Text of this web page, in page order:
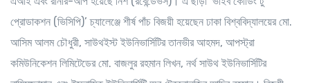
প্রোডাকশন (ভিসিপি)’ চ্যালেঞ্জে শীর্ষ পাঁচ বিজয়ী হয়েছেন ঢাকা বিশ্ববিদ্যালয়ের মো.
আসিম আলম চৌধুরী, সাউথইস্ট ইউনিভার্সিটির তানভীর আহমদ, আপস্ট্রা
কমিউনিকেশন লিমিটেডের মো. বাজলুর রহমান লিখন, নর্থ সাউথ ইউনিভার্সিটির